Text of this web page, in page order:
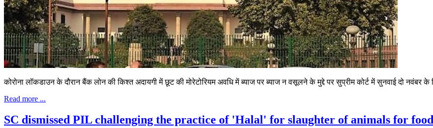
कोरोना लॉकडाउन के दौरान बैंक लोन की किश्त अदायगी में छूट की मोरेटोरियम अवधि में ब्याज पर ब्याज न वसूलने के मुद्दे पर सुप्रीम कोर्ट में सुनवाई दो नवंबर के
Read more ...
SC dismissed PIL challenging the practice of 'Halal' for slaughter of animals for